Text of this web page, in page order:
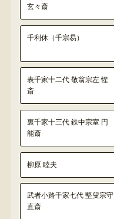
玄々斎
千利休（千宗易）
表千家十二代 敬翁宗左 惺
斎
裏千家十三代 鉄中宗室 円
能斎
柳原 睦夫
武者小路千家七代 堅叟宗守
直斎